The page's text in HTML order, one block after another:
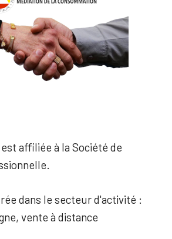
affiliée à la Société de
dans le secteur d'activité :
vente à distance